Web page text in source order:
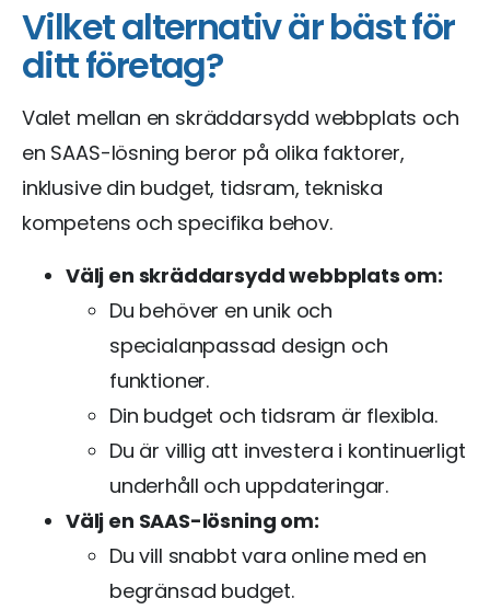
Vilket alternativ är bäst för
ditt företag?
Valet mellan en skräddarsydd webbplats och
en SAAS-lösning beror på olika faktorer,
inklusive din budget, tidsram, tekniska
kompetens och specifika behov.
Välj en skräddarsydd webbplats om:
Du behöver en unik och
specialanpassad design och
funktioner.
Din budget och tidsram är flexibla.
Du är villig att investera i kontinuerligt
underhåll och uppdateringar.
Välj en SAAS-lösning om:
Du vill snabbt vara online med en
begränsad budget.